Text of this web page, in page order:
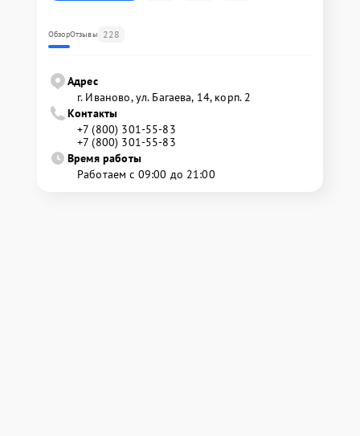
ОбзорОтзывы 228
Адрес
г. Иваново, ул. Багаева, 14, корп. 2
Контакты
+7 (800) 301-55-83
+7 (800) 301-55-83
Время работы
Работаем с 09:00 до 21:00